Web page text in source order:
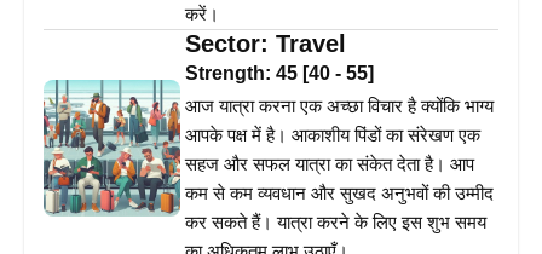
करें।
Sector: Travel
Strength: 45 [40 - 55]
आज यात्रा करना एक अच्छा विचार है क्योंकि भाग्य
आपके पक्ष में है। आकाशीय पिंडों का संरेखण एक
सहज और सफल यात्रा का संकेत देता है। आप
कम से कम व्यवधान और सुखद अनुभवों की उम्मीद
कर सकते हैं। यात्रा करने के लिए इस शुभ समय